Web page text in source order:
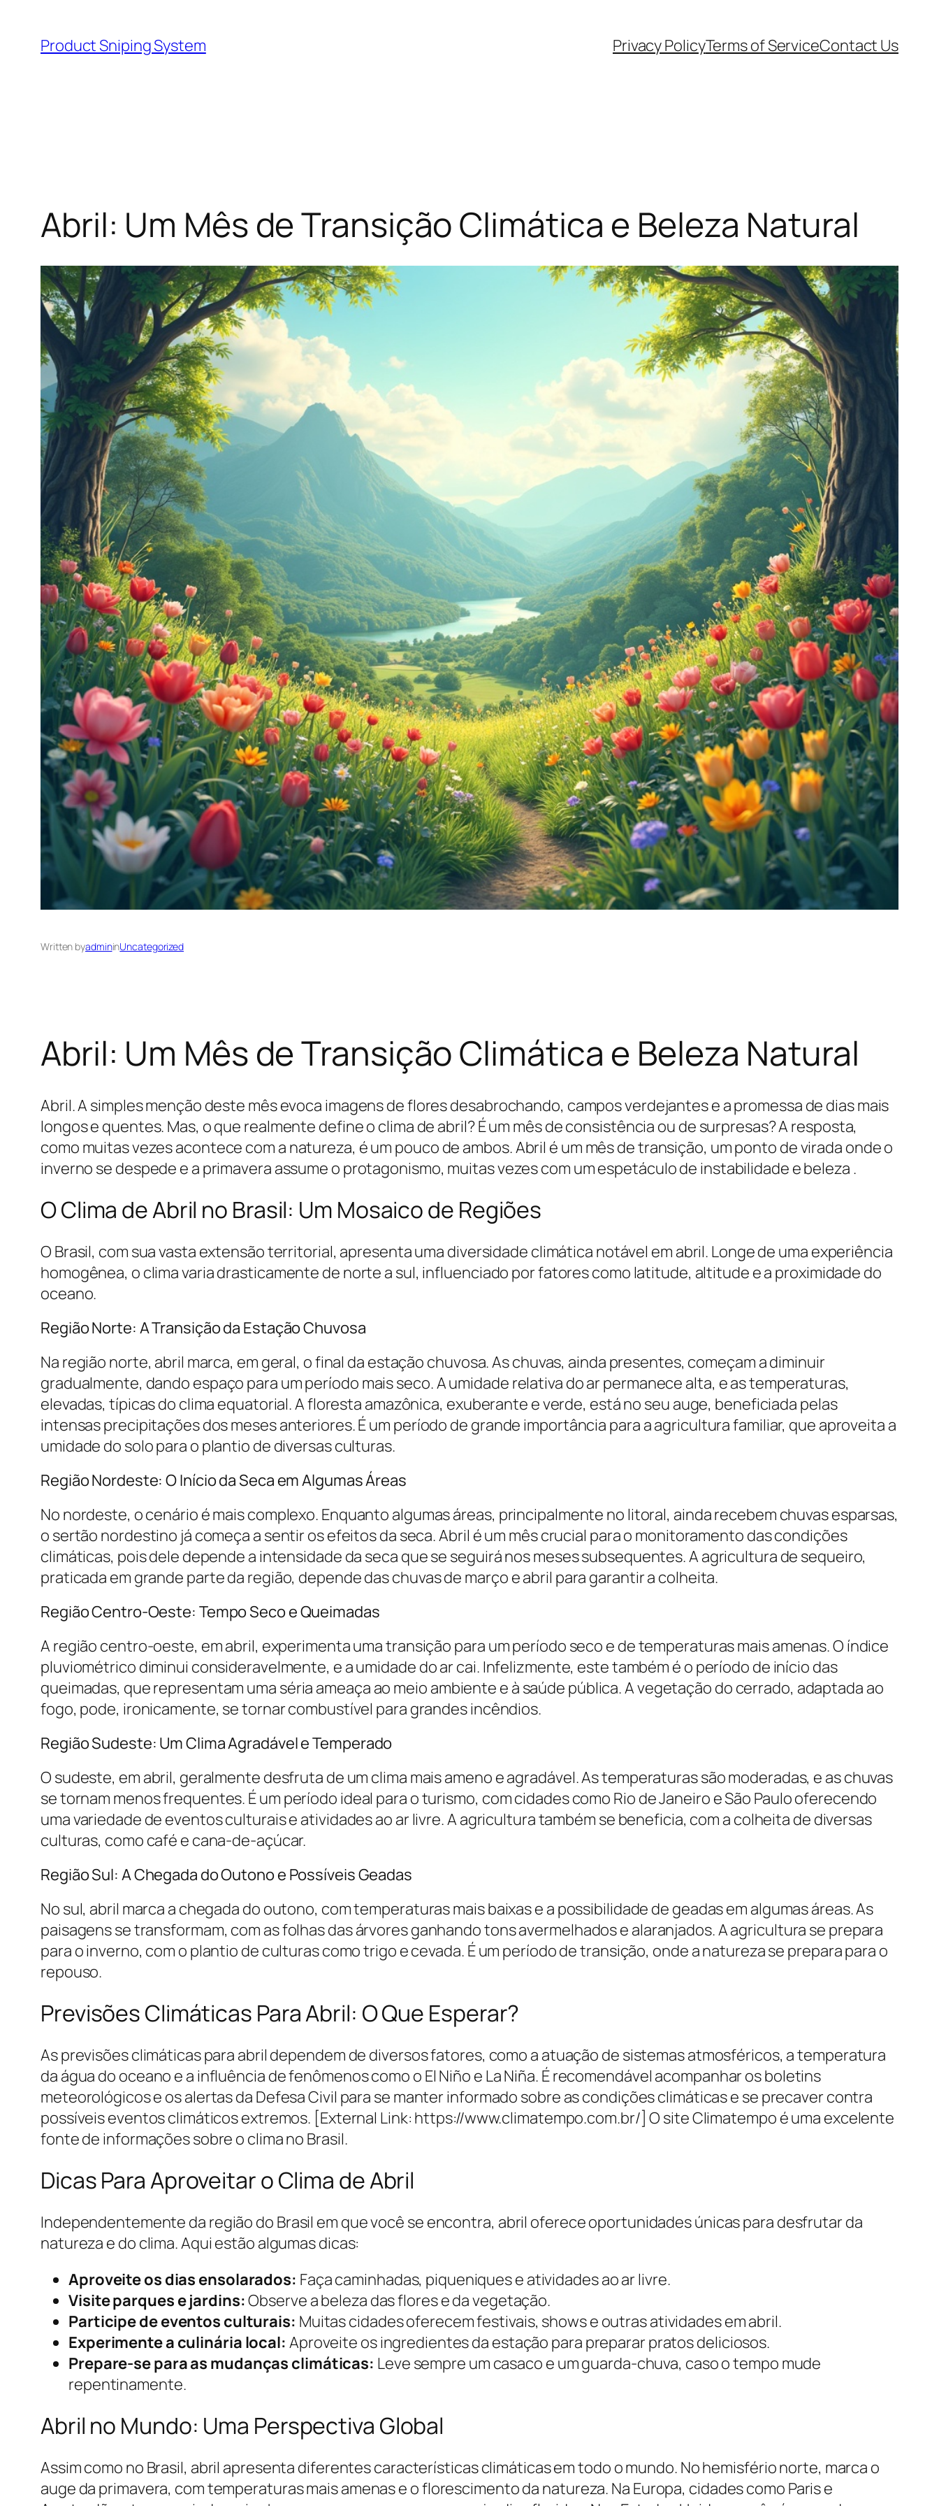
content
Product Sniping System Privacy PolicyTerms of ServiceContact Us
Abril: Um Mês de Transição Climática e Beleza Natural
Written byadmininUncategorized
Abril: Um Mês de Transição Climática e Beleza Natural
Abril. A simples menção deste mês evoca imagens de flores desabrochando, campos verdejantes e a promessa de dias mais
longos e quentes. Mas, o que realmente define o clima de abril? É um mês de consistência ou de surpresas? A resposta,
como muitas vezes acontece com a natureza, é um pouco de ambos. Abril é um mês de transição, um ponto de virada onde o
inverno se despede e a primavera assume o protagonismo, muitas vezes com um espetáculo de instabilidade e beleza .
O Clima de Abril no Brasil: Um Mosaico de Regiões
O Brasil, com sua vasta extensão territorial, apresenta uma diversidade climática notável em abril. Longe de uma experiência
homogênea, o clima varia drasticamente de norte a sul, influenciado por fatores como latitude, altitude e a proximidade do
oceano.
Região Norte: A Transição da Estação Chuvosa
Na região norte, abril marca, em geral, o final da estação chuvosa. As chuvas, ainda presentes, começam a diminuir
gradualmente, dando espaço para um período mais seco. A umidade relativa do ar permanece alta, e as temperaturas,
elevadas, típicas do clima equatorial. A floresta amazônica, exuberante e verde, está no seu auge, beneficiada pelas
intensas precipitações dos meses anteriores. É um período de grande importância para a agricultura familiar, que aproveita a
umidade do solo para o plantio de diversas culturas.
Região Nordeste: O Início da Seca em Algumas Áreas
No nordeste, o cenário é mais complexo. Enquanto algumas áreas, principalmente no litoral, ainda recebem chuvas esparsas,
o sertão nordestino já começa a sentir os efeitos da seca. Abril é um mês crucial para o monitoramento das condições
climáticas, pois dele depende a intensidade da seca que se seguirá nos meses subsequentes. A agricultura de sequeiro,
praticada em grande parte da região, depende das chuvas de março e abril para garantir a colheita.
Região Centro-Oeste: Tempo Seco e Queimadas
A região centro-oeste, em abril, experimenta uma transição para um período seco e de temperaturas mais amenas. O índice
pluviométrico diminui consideravelmente, e a umidade do ar cai. Infelizmente, este também é o período de início das
queimadas, que representam uma séria ameaça ao meio ambiente e à saúde pública. A vegetação do cerrado, adaptada ao
fogo, pode, ironicamente, se tornar combustível para grandes incêndios.
Região Sudeste: Um Clima Agradável e Temperado
O sudeste, em abril, geralmente desfruta de um clima mais ameno e agradável. As temperaturas são moderadas, e as chuvas
se tornam menos frequentes. É um período ideal para o turismo, com cidades como Rio de Janeiro e São Paulo oferecendo
uma variedade de eventos culturais e atividades ao ar livre. A agricultura também se beneficia, com a colheita de diversas
culturas, como café e cana-de-açúcar.
Região Sul: A Chegada do Outono e Possíveis Geadas
No sul, abril marca a chegada do outono, com temperaturas mais baixas e a possibilidade de geadas em algumas áreas. As
paisagens se transformam, com as folhas das árvores ganhando tons avermelhados e alaranjados. A agricultura se prepara
para o inverno, com o plantio de culturas como trigo e cevada. É um período de transição, onde a natureza se prepara para o
repouso.
Previsões Climáticas Para Abril: O Que Esperar?
As previsões climáticas para abril dependem de diversos fatores, como a atuação de sistemas atmosféricos, a temperatura
da água do oceano e a influência de fenômenos como o El Niño e La Niña. É recomendável acompanhar os boletins
meteorológicos e os alertas da Defesa Civil para se manter informado sobre as condições climáticas e se precaver contra
possíveis eventos climáticos extremos. [External Link: https://www.climatempo.com.br/] O site Climatempo é uma excelente
fonte de informações sobre o clima no Brasil.
Dicas Para Aproveitar o Clima de Abril
Independentemente da região do Brasil em que você se encontra, abril oferece oportunidades únicas para desfrutar da
natureza e do clima. Aqui estão algumas dicas:
Aproveite os dias ensolarados: Faça caminhadas, piqueniques e atividades ao ar livre.
Visite parques e jardins:Observe a beleza das flores e da vegetação.
Participe de eventos culturais: Muitas cidades oferecem festivais, shows e outras atividades em abril.
Experimente a culinária local: Aproveite os ingredientes da estação para preparar pratos deliciosos.
Prepare-se para as mudanças climáticas: Leve sempre um casaco e um guarda-chuva, caso o tempo mude
repentinamente.
Abril no Mundo: Uma Perspectiva Global
Assim como no Brasil, abril apresenta diferentes características climáticas em todo o mundo. No hemisfério norte, marca o
auge da primavera, com temperaturas mais amenas e o florescimento da natureza. Na Europa, cidades como Paris e